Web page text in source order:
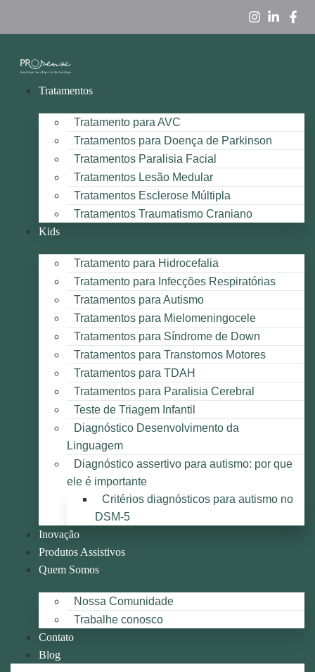
Tratamentos
Tratamento para AVC
Tratamentos para Doença de Parkinson
Tratamentos Paralisia Facial
Tratamentos Lesão Medular
Tratamentos Esclerose Múltipla
Tratamentos Traumatismo Craniano
Kids
Tratamento para Hidrocefalia
Tratamento para Infecções Respiratórias
Tratamentos para Autismo
Tratamentos para Mielomeningocele
Tratamentos para Síndrome de Down
Tratamentos para Transtornos Motores
Tratamentos para TDAH
Tratamentos para Paralisia Cerebral
Teste de Triagem Infantil
Diagnóstico Desenvolvimento da
Linguagem
Diagnóstico assertivo para autismo: por que
ele é importante
Critérios diagnósticos para autismo no
DSM-5
Inovação
Produtos Assistivos
Quem Somos
Nossa Comunidade
Trabalhe conosco
Contato
Blog